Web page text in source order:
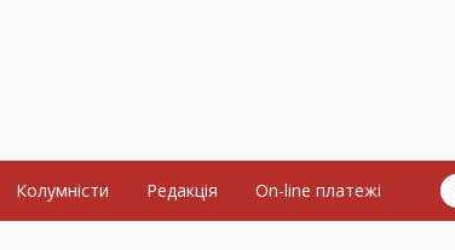
Колумністи Редакція On-line платежі